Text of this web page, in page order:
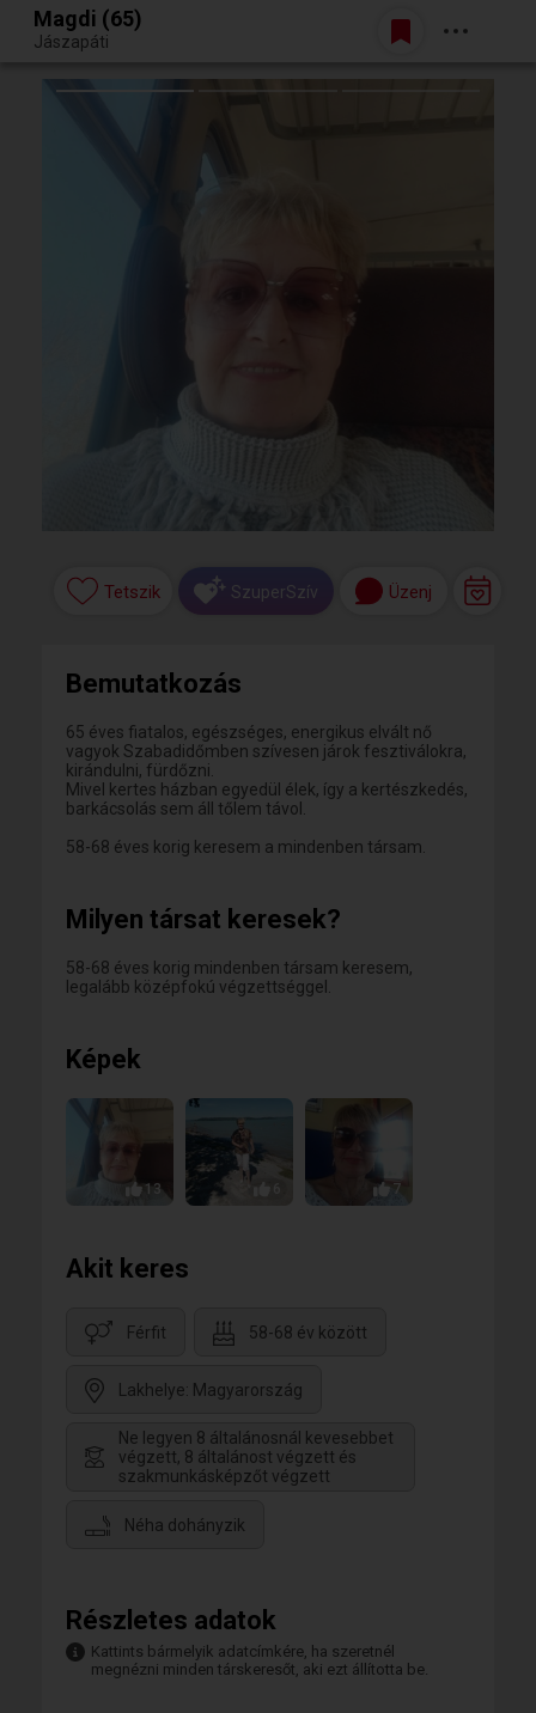
Egy jó randiból bármi lehet.
Belépés
Magdi (65)
Jászapáti
Tetszik SzuperSzív Üzenj
Bemutatkozás
65 éves fiatalos, egészséges, energikus elvált nő
vagyok Szabadidőmben szívesen járok fesztiválokra,
kirándulni, fürdőzni.
Mivel kertes házban egyedül élek, így a kertészkedés,
barkácsolás sem áll tőlem távol.
58-68 éves korig keresem a mindenben társam.
Milyen társat keresek?
58-68 éves korig mindenben társam keresem,
legalább középfokú végzettséggel.
Képek
13 7
Akit keres
Férfit 58-68 év között
Lakhelye: Magyarország
Ne legyen 8 általánosnál kevesebbet
végzett, 8 általánost végzett és
szakmunkásképzőt végzett
Néha dohányzik
Részletes adatok
Kattints bármelyik adatcímkére, ha szeretnél
megnézni minden társkeresőt, aki ezt állította be.